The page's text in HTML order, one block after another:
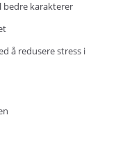
bedre karakterer
å redusere stress i